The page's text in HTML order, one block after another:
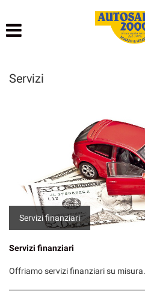
NOLEGGIO LUNGO TERMINE
ACQUISTIAMO USATO
ASSISTENZA
AUTOSALONE
CONTATTI
Servizi
Servizi finanziari
Servizi finanziari
Offriamo servizi finanziari su misura.